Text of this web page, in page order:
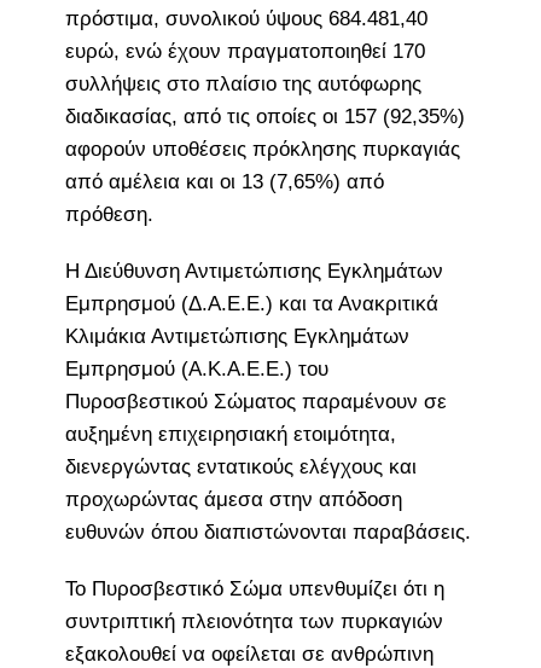
πρόστιμα, συνολικού ύψους 684.481,40
ευρώ, ενώ έχουν πραγματοποιηθεί 170
συλλήψεις στο πλαίσιο της αυτόφωρης
διαδικασίας, από τις οποίες οι 157 (92,35%)
αφορούν υποθέσεις πρόκλησης πυρκαγιάς
από αμέλεια και οι 13 (7,65%) από
πρόθεση.
Η Διεύθυνση Αντιμετώπισης Εγκλημάτων
Εμπρησμού (Δ.Α.Ε.Ε.) και τα Ανακριτικά
Κλιμάκια Αντιμετώπισης Εγκλημάτων
Εμπρησμού (Α.Κ.Α.Ε.Ε.) του
Πυροσβεστικού Σώματος παραμένουν σε
αυξημένη επιχειρησιακή ετοιμότητα,
διενεργώντας εντατικούς ελέγχους και
προχωρώντας άμεσα στην απόδοση
ευθυνών όπου διαπιστώνονται παραβάσεις.
Το Πυροσβεστικό Σώμα υπενθυμίζει ότι η
συντριπτική πλειονότητα των πυρκαγιών
εξακολουθεί να οφείλεται σε ανθρώπινη